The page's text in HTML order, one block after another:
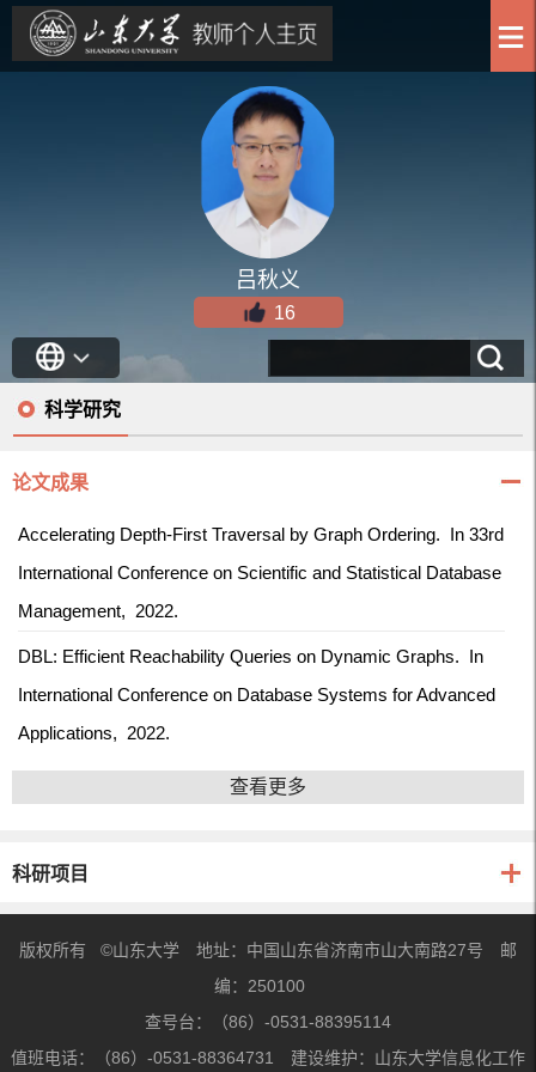
吕秋义
16
科学研究
论文成果
Accelerating Depth-First Traversal by Graph Ordering. In 33rd
International Conference on Scientific and Statistical Database
Management, 2022.
DBL: Efficient Reachability Queries on Dynamic Graphs. In
International Conference on Database Systems for Advanced
Applications, 2022.
查看更多
科研项目
版权所有 ©山东大学 地址：中国山东省济南市山大南路27号 邮
编：250100
查号台：（86）-0531-88395114
值班电话：（86）-0531-88364731 建设维护：山东大学信息化工作